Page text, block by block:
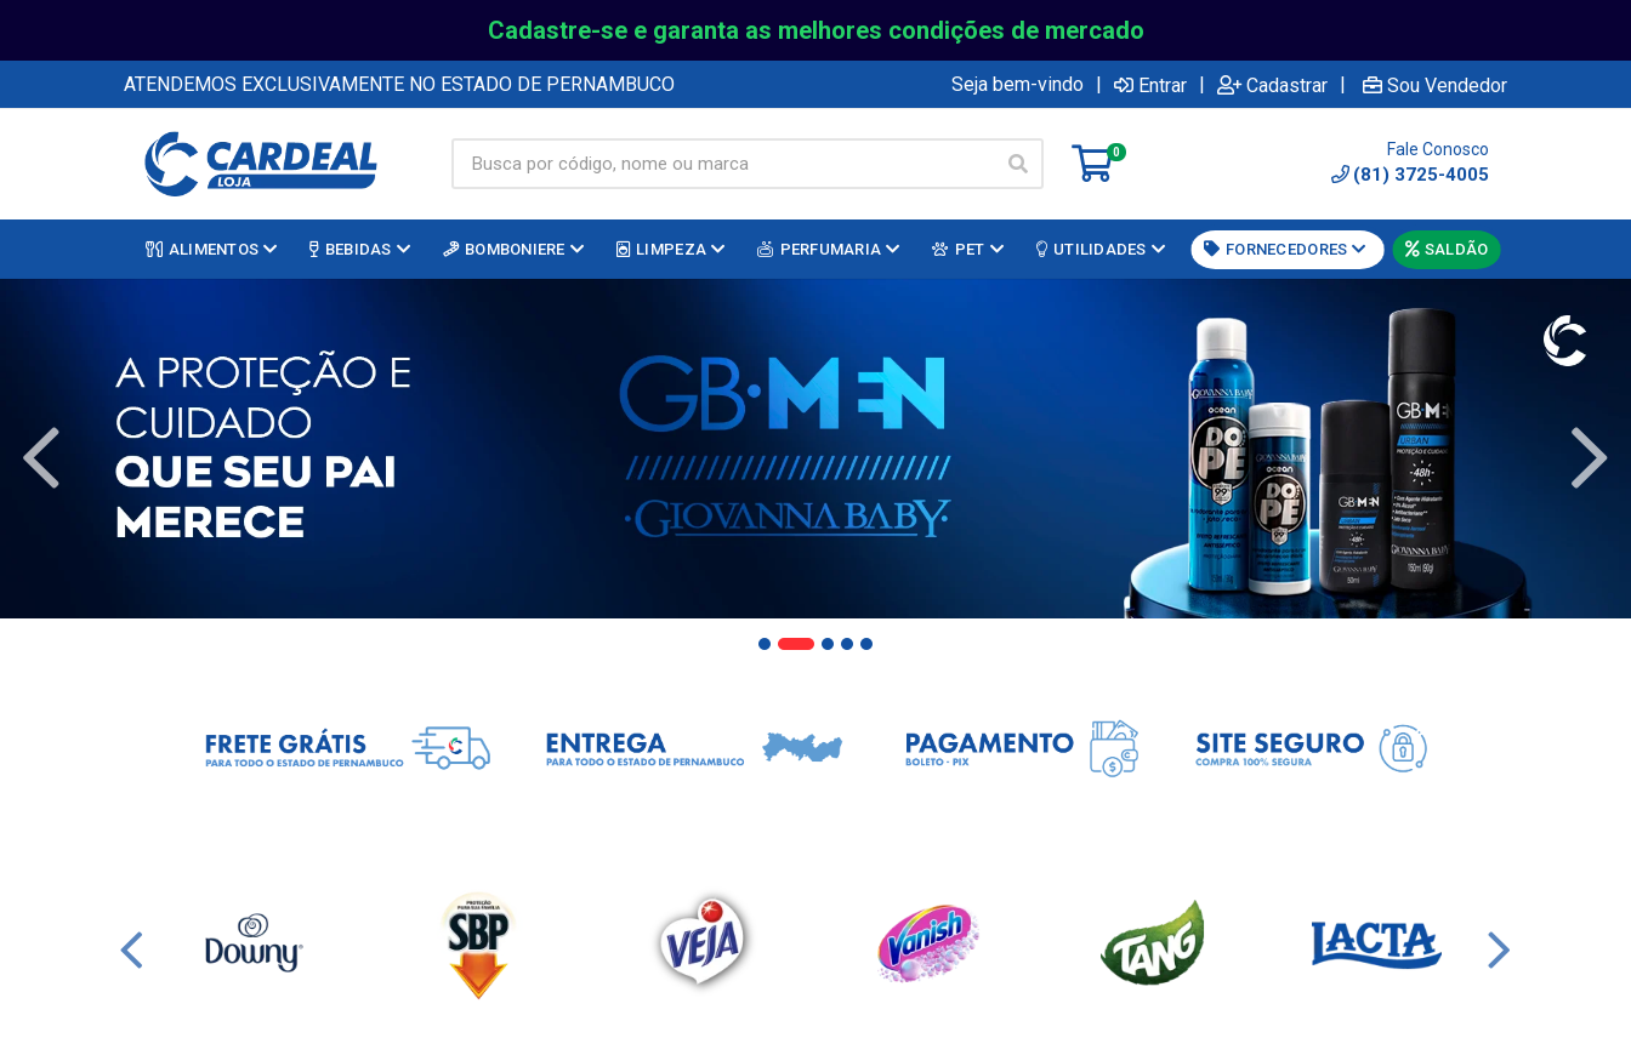
Cadastre-se e garanta as melhores condições de mercado
ATENDEMOS EXCLUSIVAMENTE NO ESTADO DE PERNAMBUCO Seja bem-vindo | Entrar | Cadastrar | Sou Vendedor
0 Fale Conosco
(81) 3725-4005
ALIMENTOS BEBIDAS BOMBONIERE LIMPEZA PERFUMARIA PET UTILIDADES FORNECEDORES SALDÃO